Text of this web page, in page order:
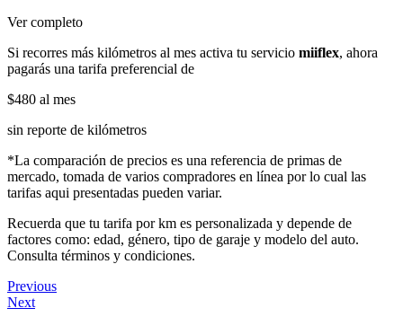
Ver completo
Si recorres más kilómetros al mes activa tu servicio miiflex, ahora
pagarás una tarifa preferencial de
$480 al mes
sin reporte de kilómetros
*La comparación de precios es una referencia de primas de
mercado, tomada de varios compradores en línea por lo cual las
tarifas aqui presentadas pueden variar.
Recuerda que tu tarifa por km es personalizada y depende de
factores como: edad, género, tipo de garaje y modelo del auto.
Consulta términos y condiciones.
Previous
Next